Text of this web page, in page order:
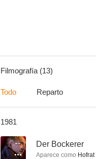
Filmografía (13)
Todo Reparto
1981
-- Der Bockerer
Aparece como Hofrat